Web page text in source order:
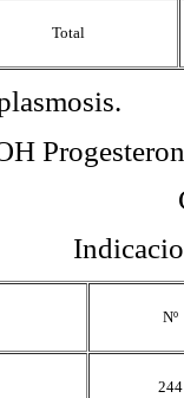
Total
Nº
244